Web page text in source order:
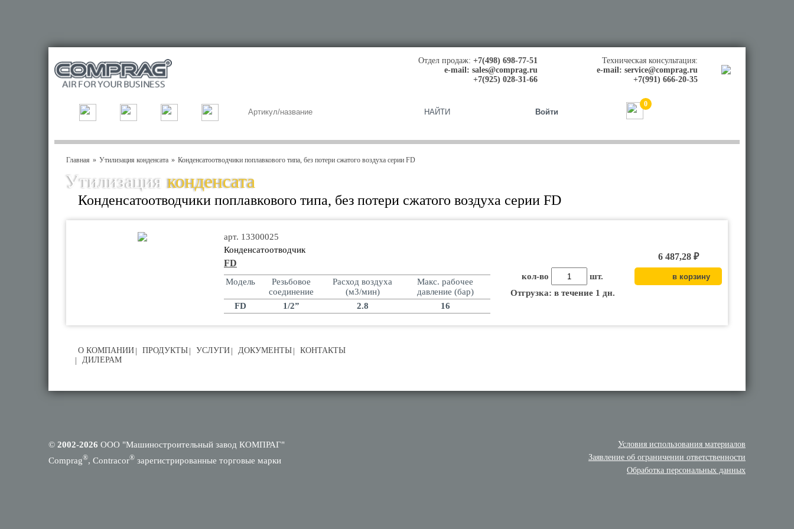
Техническая консультация:
e-mail: service@comprag.ru
+7(991) 666-20-35
Отдел продаж: +7(498) 698-77-51
e-mail: sales@comprag.ru
+7(925) 028-31-66
Войти
0
0,00
Главная Утилизация конденсата Конденсатоотводчики поплавкового типа, без потери сжатого воздуха серии FD
Утилизацияконденсата
Конденсатоотводчики поплавкового типа, без потери сжатого воздуха серии FD
арт. 13300025
Конденсатоотводчик
FD
Модель
Резьбовое
соединение
Расход воздуха
(м3/мин)
Макс. рабочее
давление (бар)
FD
1/2” 2.8 16
кол-во
шт.
Отгрузка: в течение 1 дн.
6 487,28 ₽
О КОМПАНИИ ПРОДУКТЫ УСЛУГИ ДОКУМЕНТЫ
КОНТАКТЫ
ДИЛЕРАМ
© 2002-2026 ООО "Машиностроительный завод КОМПРАГ"
Comprag®, Contracor® зарегистрированные торговые марки
Условия использования материалов
Заявление об ограничении ответственности
Обработка персональных данных